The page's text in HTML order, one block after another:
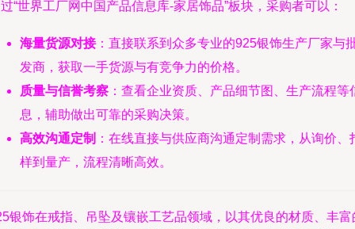
“世界工厂网中国产品信息库-家居饰品”板块，采购者可以：
海量货源对接：直接联系到众多专业的925银饰生产厂家与
发商，获取一手货源与有竞争力的价格。
质量与信誉考察 ：查看企业资质、产品细节图、生产流程等
息，辅助做出可靠的采购决策。
高效沟通定制 ：在线直接与供应商沟通定制需求，从询价、
样到量产，流程清晰高效。
银饰在戒指、吊坠及镶嵌工艺品领域，以其优良的材质、丰富